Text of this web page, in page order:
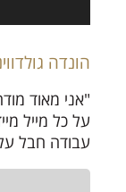
הונדה
"אני מאוד
על כל מייל
עבודה חבל